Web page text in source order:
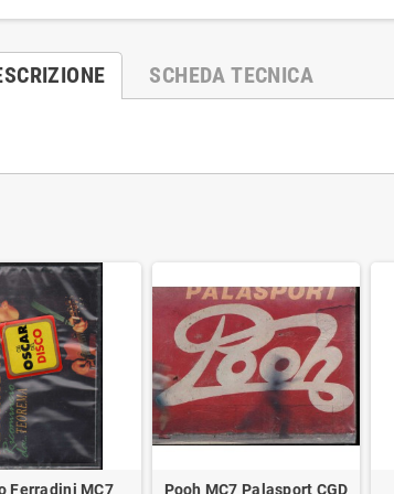
SCHEDA TECNICA
Ferradini MC7 Pooh MC7 Palasport CGD